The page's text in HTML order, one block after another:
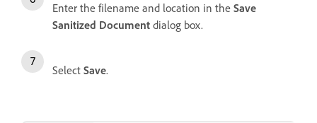
Enter the filename and location in the Save
Sanitized Document dialog box.
Select Save.